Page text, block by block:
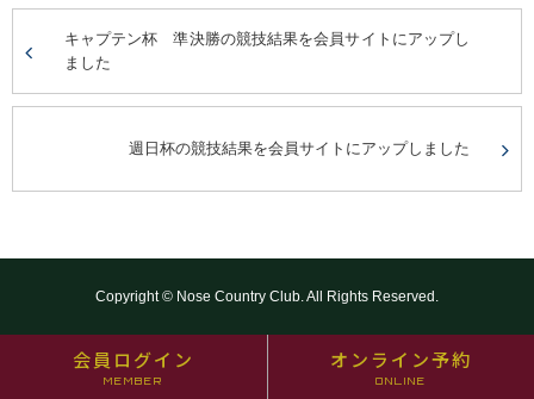
会員ログイン
MEMBER
オンライン予約
ONLINE
キャプテン杯 準決勝の競技結果を会員サイトにアップし
ました
週日杯の競技結果を会員サイトにアップしました
Copyright © Nose Country Club. All Rights Reserved.